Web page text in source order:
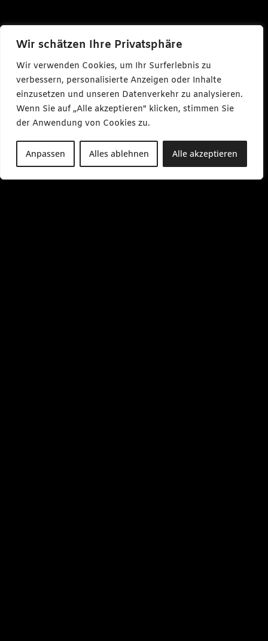
Wir schätzen Ihre Privatsphäre
Wir verwenden Cookies, um Ihr Surferlebnis zu
verbessern, personalisierte Anzeigen oder Inhalte
einzusetzen und unseren Datenverkehr zu analysieren.
Wenn Sie auf „Alle akzeptieren" klicken, stimmen Sie
der Anwendung von Cookies zu.
Anpassen Alles ablehnen Alle akzeptieren